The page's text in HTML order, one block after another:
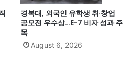
경복대, 외국인 유학생 취·창업
공모전 우수상…E-7 비자 성과 주
목
August 6, 2026